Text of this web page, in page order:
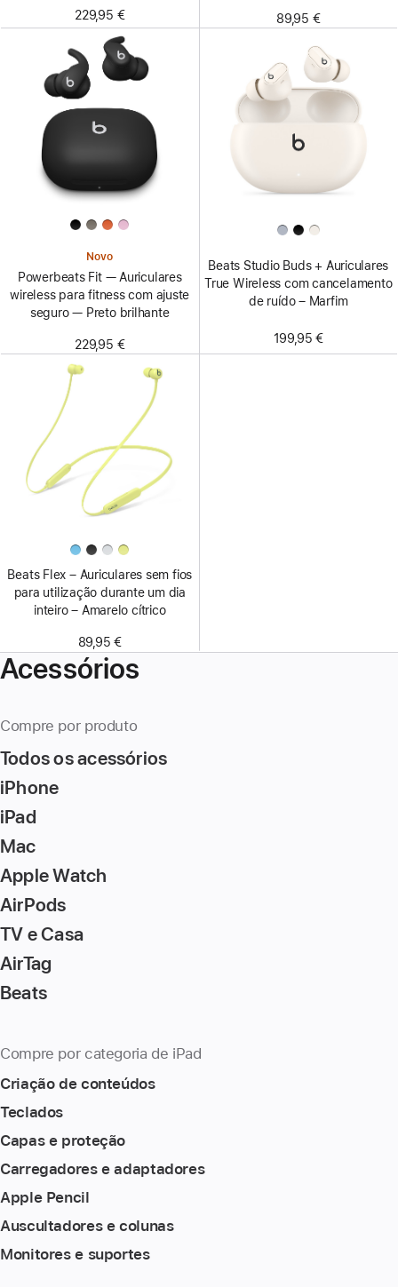
229,95 € 89,95 €
Novo
Powerbeats Fit — Auriculares
wireless para fitness com ajuste
seguro — Preto brilhante
229,95 €
Beats Studio Buds + Auriculares
True Wireless com cancelamento
de ruído – Marfim
199,95 €
Beats Flex – Auriculares sem fios
para utilização durante um dia
inteiro – Amarelo cítrico
89,95 €
Acessórios
Compre por produto
Todos os acessórios
iPhone
iPad
Mac
Apple Watch
AirPods
TV e Casa
AirTag
Beats
Compre por categoria de iPad
Criação de conteúdos
Teclados
Capas e proteção
Carregadores e adaptadores
Apple Pencil
Auscultadores e colunas
Monitores e suportes